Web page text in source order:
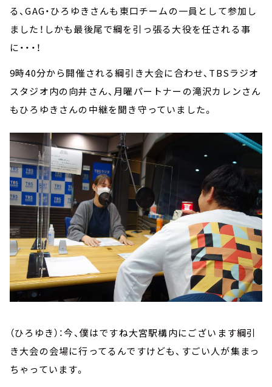
る、GAG・ひろゆきさんも東口チームの一員として参加し
ました！しかも最後尾で綱を引っ張る大役を任される事
に・・・！
9時40分から開催される綱引き大会に合わせ、 TBSラジオ
スタジオ内の向井さん、月曜パートナーの滝沢カレンさん
もひろゆきさんの中継を聞き守っていました。
（ひろゆき）：今、僕はですね大宮駅構内にございます綱引
き大会の会場に行ってるんですけども、すごい人が集まっ
ちゃっています。